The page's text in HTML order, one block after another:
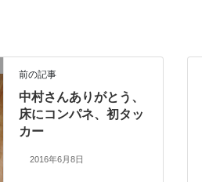
前の記事
中村さんありがとう、
床にコンパネ、初タッ
カー
2016年6月8日